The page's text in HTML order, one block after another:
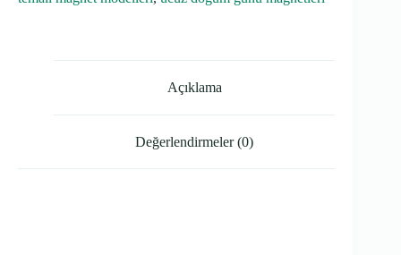
Açıklama
Değerlendirmeler (0)